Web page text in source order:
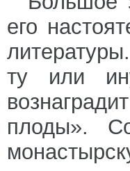
его
ту или
плоды».